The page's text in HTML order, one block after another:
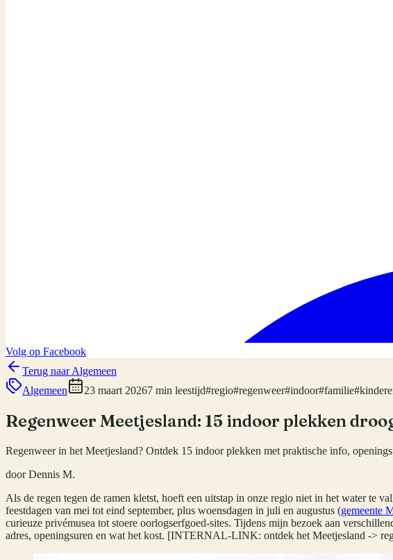
Volg op Facebook
Terug naarAlgemeen
Algemeen
23 maart 20267 min leestijd#regio#regenweer#indoor#familie#
Regenweer Meetjesland: 15 indoor plekken
Regenweer in het Meetjesland? Ontdek 15 indoor plekken met praktische info,
doorDennis M.
Als de regen tegen de ramen kletst, hoeft een uitstap in onze regio niet in het water te
feestdagen van mei tot eind september, plus woensdagen in juli en augustus (gemeente
curieuze privémusea tot stoere oorlogserfgoed-sites. Tijdens mijn bezoek aan
adres, openingsuren en wat het kost. [INTERNAL-LINK: ontdek het Meetjesland ->